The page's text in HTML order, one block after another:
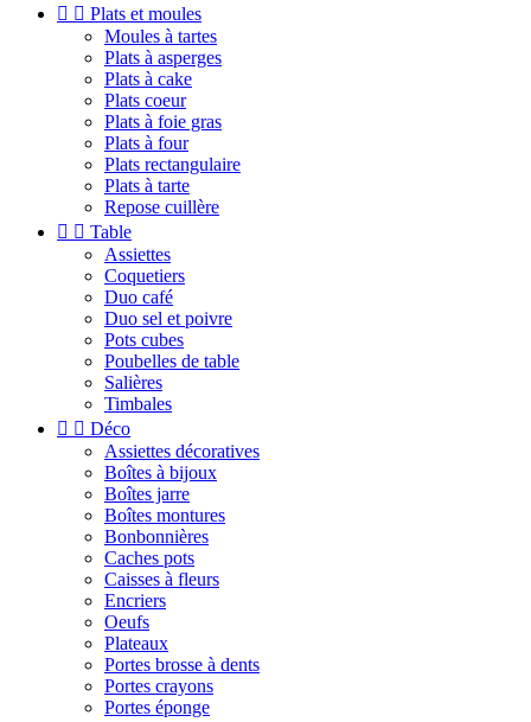
  Plats et moules
Moules à tartes
Plats à asperges
Plats à cake
Plats coeur
Plats à foie gras
Plats à four
Plats rectangulaire
Plats à tarte
Repose cuillère
  Table
Assiettes
Coquetiers
Duo café
Duo sel et poivre
Pots cubes
Poubelles de table
Salières
Timbales
  Déco
Assiettes décoratives
Boîtes à bijoux
Boîtes jarre
Boîtes montures
Bonbonnières
Caches pots
Caisses à fleurs
Encriers
Oeufs
Plateaux
Portes brosse à dents
Portes crayons
Portes éponge